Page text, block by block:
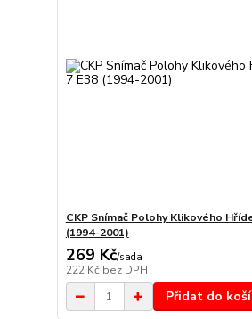
CKP Snímač Polohy Klikového
(1994-2001)
269 Kč/sada
222 Kč bez DPH
Přidat do